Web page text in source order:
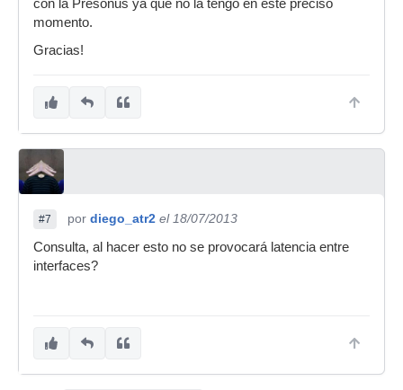
con la Presonus ya que no la tengo en este preciso
momento.
Gracias!
#7 por diego_atr2 el 18/07/2013
Consulta, al hacer esto no se provocará latencia entre
interfaces?